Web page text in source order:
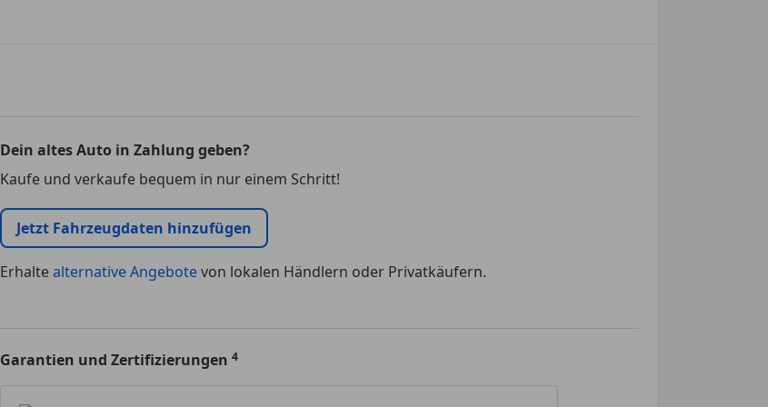
Dein altes Auto in Zahlung geben?
Kaufe und verkaufe bequem in nur einem Schritt!
Jetzt Fahrzeugdaten hinzufügen
Erhaltealternative Angebotevon lokalen Händlern oder Privatkäufern.
Garantien und Zertifizierungen